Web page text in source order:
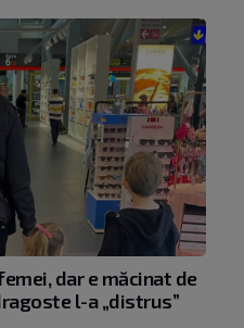
dar e măcinat de
l-a „distrus”